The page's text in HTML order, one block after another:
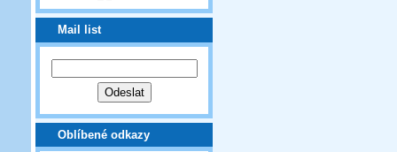
Mail list
Oblíbené odkazy